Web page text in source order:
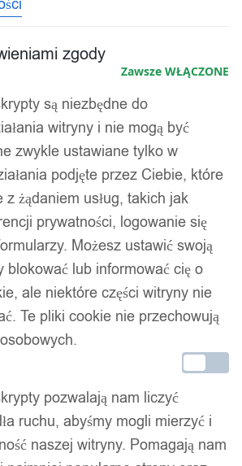
zgody
Zawsze WŁĄCZONE
są niezbędne do
witryny i nie mogą być
zwykle ustawiane tylko w
podjęte przez Ciebie, które
żądaniem usług, takich jak
prywatności, logowanie się
Możesz ustawić swoją
blokować lub informować cię o
ale niektóre części witryny nie
Te pliki cookie nie przechowują
pozwalają nam liczyć
ruchu, abyśmy mogli mierzyć i
naszej witryny. Pomagają nam